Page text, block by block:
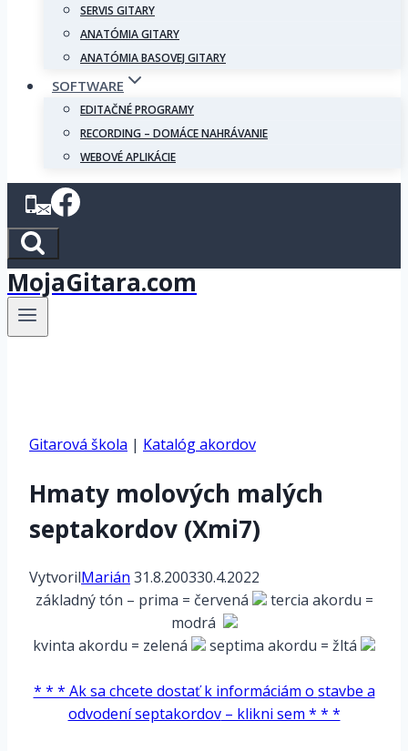
SERVIS GITARY
ANATÓMIA GITARY
ANATÓMIA BASOVEJ GITARY
SOFTWARE
EDITAČNÉ PROGRAMY
RECORDING – DOMÁCE NAHRÁVANIE
WEBOVÉ APLIKÁCIE
MojaGitara.com
Gitarová škola | Katalóg akordov
Hmaty molových malých
septakordov (Xmi7)
VytvorilMarián 31.8.200330.4.2022
základný tón – prima = červená tercia akordu =
modrá
kvinta akordu = zelená septima akordu = žltá
* * * Ak sa chcete dostať k informáciám o stavbe a
odvodení septakordov– klikni sem * * *